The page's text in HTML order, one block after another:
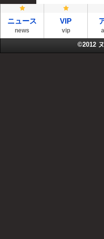
ニュース
news
VIP
vip
©2012